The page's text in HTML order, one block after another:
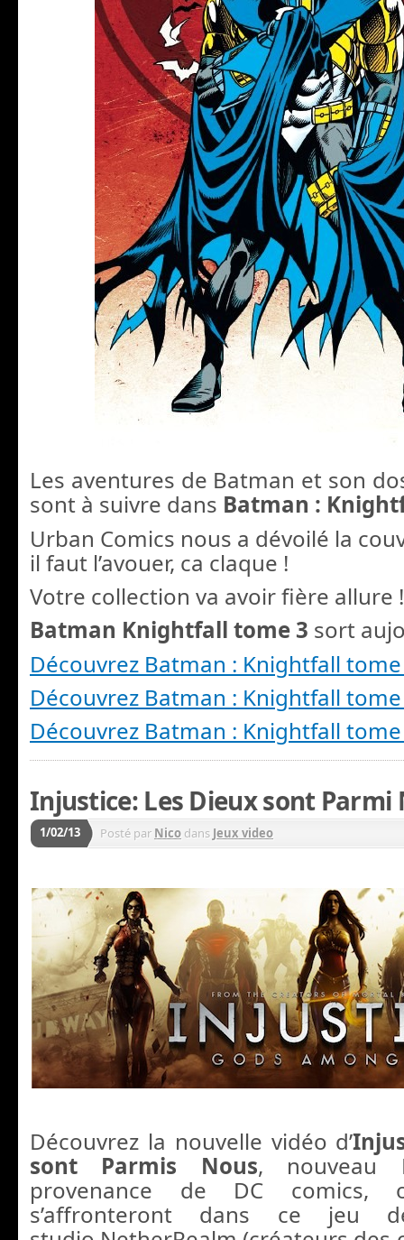
Les aventures de Batman et son
sont à suivre dans Batman :
Urban Comics nous a dévoilé la
il faut l’avouer, ca claque !
Votre collection va avoir fière allure !
Batman Knightfall tome 3 sort
Découvrez Batman : Knightfall
Découvrez Batman : Knightfall
Découvrez Batman : Knightfall
Injustice: Les Dieux sont Parmi
1/02/13 Posté par Nico dans Jeux video
Découvrez la nouvelle vidéo d’
sont Parmis Nous, nouveau
provenance de DC comics,
s’affronteront dans ce jeu